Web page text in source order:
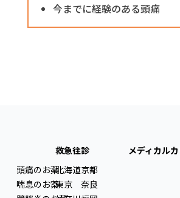
今までに経験のある頭痛
頭痛のお薬
喘息のお薬
救急往診
北海道
東京
京都
奈良
メディカル